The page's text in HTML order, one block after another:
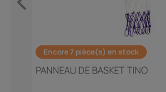
Encore 7 pièce(s) en stock
PANNEAU DE BASKET TINO